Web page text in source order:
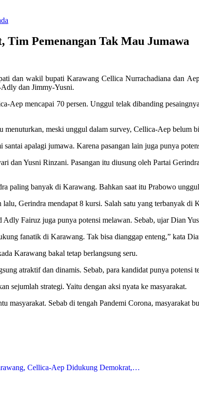
Tim Pemenangan Tak Mau Jumawa
dan wakil bupati Karawang Cellica Nurrachadiana dan
dan Jimmy-Yusni.
Aep mencapai 70 persen. Unggul telak dibanding
meski unggul dalam survey, Cellica-Aep belum
apalagi jumawa. Karena pasangan lain juga punya
dan Yusni Rinzani. Pasangan itu diusung oleh Partai
paling banyak di Karawang. Bahkan saat itu Prabowo
Gerindra mendapat 8 kursi. Salah satu yang terbanyak di
Fairuz juga punya potensi melawan. Sebab, ujar Dian
fanatik di Karawang. Tak bisa dianggap enteng,” kata
Karawang bakal tetap berlangsung seru.
atraktif dan dinamis. Sebab, para kandidat punya potensi
sejumlah strategi. Yaitu dengan aksi nyata ke masyarakat.
masyarakat. Sebab di tengah Pandemi Corona, masyarakat
Cellica-Aep Didukung Demokrat,…